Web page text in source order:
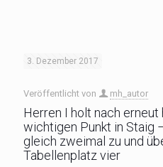
3. Dezember 2017
Veröffentlicht von mh_autor
Herren I holt nach erneut
wichtigen Punkt in Staig
gleich zweimal zu und
Tabellenplatz vier